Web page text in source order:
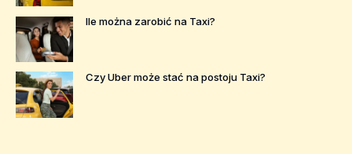
Ile można zarobić na Taxi?
Czy Uber może stać na postoju Taxi?